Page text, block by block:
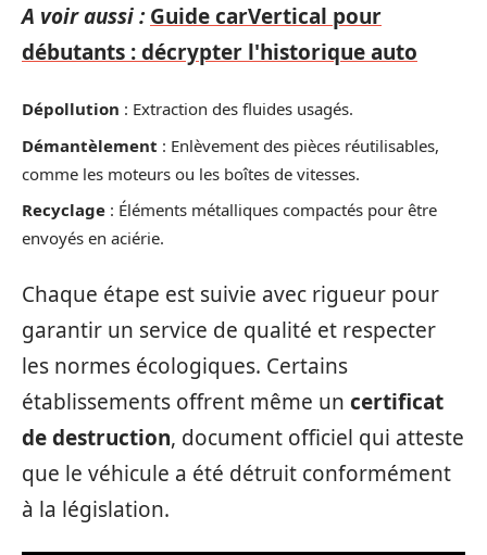
A voir aussi : Guide carVertical pour
débutants : décrypter l'historique auto
Dépollution : Extraction des fluides usagés.
Démantèlement : Enlèvement des pièces réutilisables,
comme les moteurs ou les boîtes de vitesses.
Recyclage : Éléments métalliques compactés pour être
envoyés en aciérie.
Chaque étape est suivie avec rigueur pour
garantir un service de qualité et respecter
les normes écologiques. Certains
établissements offrent même un certificat
de destruction, document officiel qui atteste
que le véhicule a été détruit conformément
à la législation.